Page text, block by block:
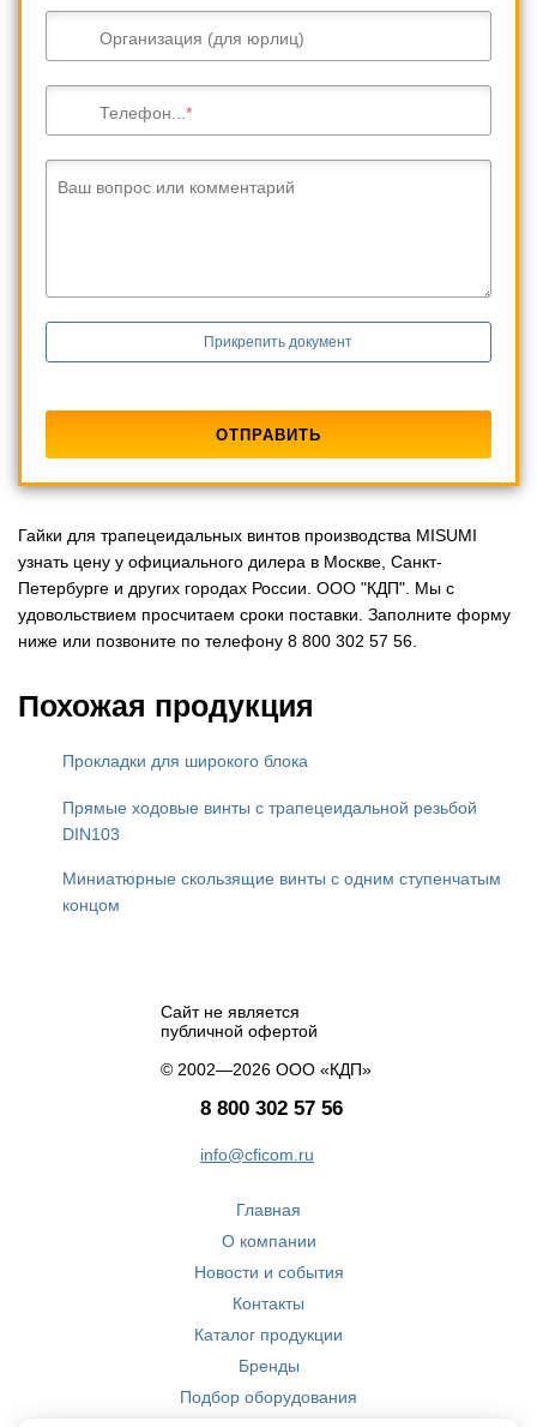
Организация (для юрлиц)
Телефон...
Ваш вопрос или комментарий
Прикрепить документ
Гайки для трапецеидальных винтов производства MISUMI
узнать цену у официального дилера в Москве, Санкт-
Петербурге и других городах России. ООО "КДП". Мы с
удовольствием просчитаем сроки поставки. Заполните форму
ниже или позвоните по телефону 8 800 302 57 56.
Похожая продукция
Прокладки для широкого блока
Прямые ходовые винты с трапецеидальной резьбой
DIN103
Миниатюрные скользящие винты с одним ступенчатым
концом
Сайт не является
публичной офертой
© 2002—2026 ООО «КДП»
8 800 302 57 56
info@cficom.ru
Главная
О компании
Новости и события
Контакты
Каталог продукции
Бренды
Подбор оборудования